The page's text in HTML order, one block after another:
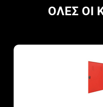
ΟΛΕΣ ΟΙ